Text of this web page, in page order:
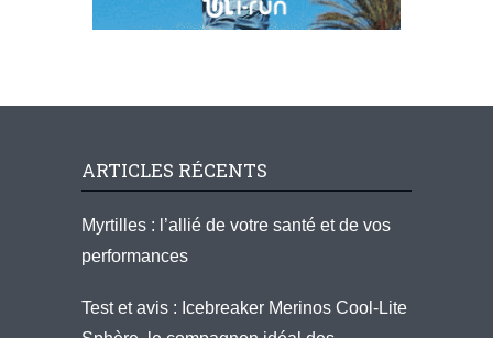
ARTICLES RÉCENTS
Myrtilles : l’allié de votre santé et de vos
performances
Test et avis : Icebreaker Merinos Cool-Lite